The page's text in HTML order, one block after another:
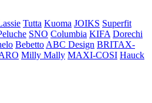
Tutta Kuoma JOIKS Superfit
SNO Columbia KIFA Dorechi
Bebetto ABC Design BRITAX-
Milly Mally MAXI-COSI Hauck